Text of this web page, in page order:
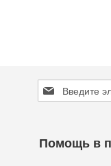
Sign
Up
Newsletter:
Помощь в